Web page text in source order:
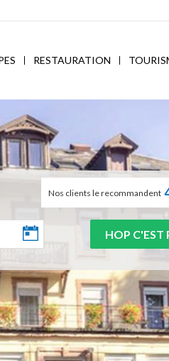
RESTAURATION
Nos clients le recommandent